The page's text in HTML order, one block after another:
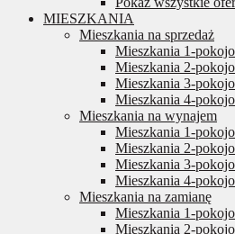
MIESZKANIA
Mieszkania na sprzedaż
Mieszkania 1-
Mieszkania 2-
Mieszkania 3-
Mieszkania 4-
Mieszkania na wynajem
Mieszkania 1-
Mieszkania 2-
Mieszkania 3-
Mieszkania 4-
Mieszkania na zamianę
Mieszkania 1-
Mieszkania 2-